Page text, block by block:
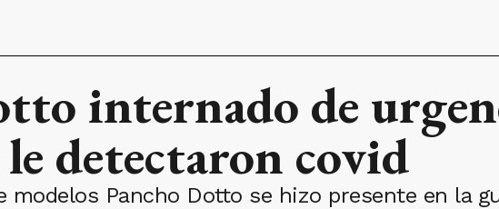
internado de
detectaron covid
modelos Pancho Dotto se hizo presente en la